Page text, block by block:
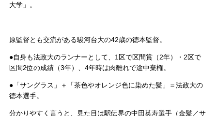
大学」。
原監督とも交流がある駿河台大の42歳の徳本監督。
●自身も法政大のランナーとして、1区で区間賞（2年）・2区で
区間2位の成績（3年）、4年時は肉離れで途中棄権。
●「サングラス」＋「茶色やオレンジ色に染めた髪」＝法政大の
徳本選手。
分かりやすく言うと、見た目は駅伝界の中田英寿選手（金髪／サ